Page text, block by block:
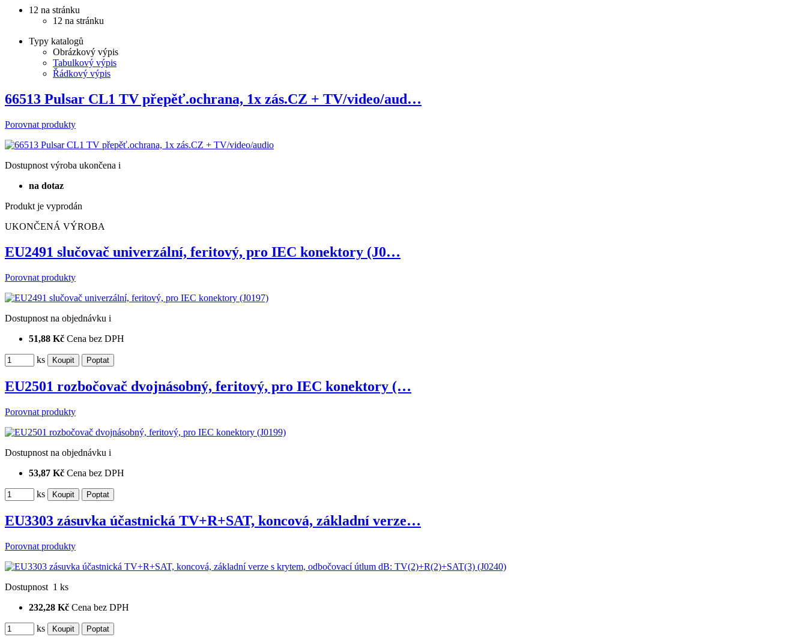
12 na stránku
12 na stránku
Typy katalogů
Obrázkový výpis
Tabulkový výpis
Řádkový výpis
66513 Pulsar CL1 TV přepěť.ochrana, 1x zás.CZ + TV/video/aud…
Porovnat produkty
Dostupnost výroba ukončena i
na dotaz
Produkt je vyprodán
UKONČENÁ VÝROBA
EU2491 slučovač univerzální, feritový, pro IEC konektory (J0…
Porovnat produkty
Dostupnost na objednávku i
51,88 Kč Cena bez DPH
ks
EU2501 rozbočovač dvojnásobný, feritový, pro IEC konektory (…
Porovnat produkty
Dostupnost na objednávku i
53,87 Kč Cena bez DPH
ks
EU3303 zásuvka účastnická TV+R+SAT, koncová, základní verze…
Porovnat produkty
Dostupnost 1 ks
232,28 Kč Cena bez DPH
ks